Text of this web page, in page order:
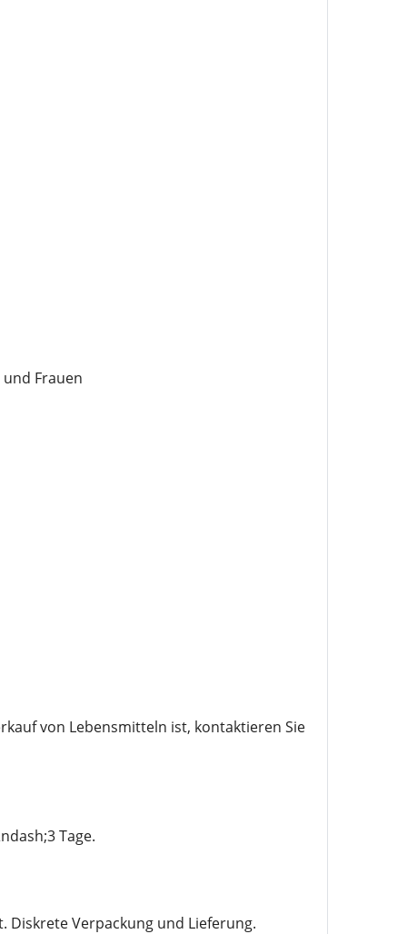
Frauen
von Lebensmitteln ist, kontaktieren Sie
Tage.
Verpackung und Lieferung.